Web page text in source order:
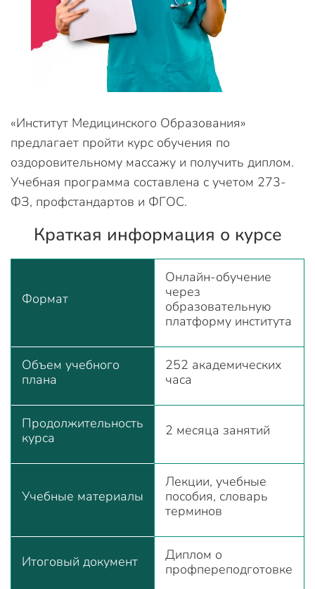
«Институт Медицинского Образования»
предлагает пройти курс обучения по
оздоровительному массажу и получить диплом.
Учебная программа составлена с учетом 273-
ФЗ, профстандартов и ФГОС.
Краткая информация о курсе
Формат
Онлайн-обучение
через
образовательную
платформу института
Объем учебного
плана
252 академических
часа
Продолжительность
курса
2 месяца занятий
Учебные материалы
Лекции, учебные
пособия, словарь
терминов
Итоговый документ
Диплом о
профпереподготовке